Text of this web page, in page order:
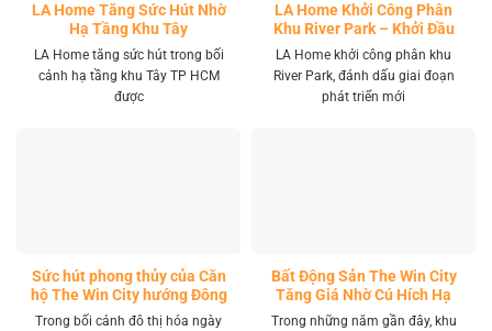
LA Home Tăng Sức Hút Nhờ
Hạ Tầng Khu Tây
LA Home tăng sức hút trong bối
cảnh hạ tầng khu Tây TP HCM
được
LA Home Khởi Công Phân
Khu River Park – Khởi Đầu
Giai Đoạn Phát Triển Mới
LA Home khởi công phân khu
River Park, đánh dấu giai đoạn
phát triển mới
Sức hút phong thủy của Căn
hộ The Win City hướng Đông
Nam
Trong bối cảnh đô thị hóa ngày
Bất Động Sản The Win City
Tăng Giá Nhờ Cú Hích Hạ
Tầng
Trong những năm gần đây, khu